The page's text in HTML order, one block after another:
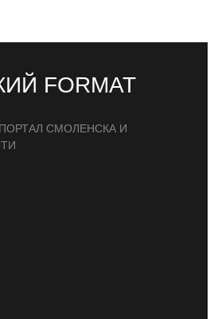
FORMAT
СМОЛЕНСКА И